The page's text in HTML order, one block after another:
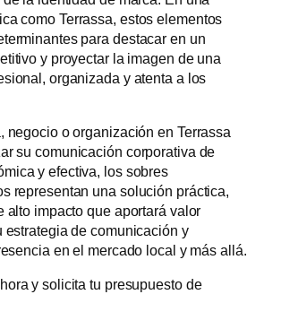
como Terrassa, estos elementos
para destacar en un
y proyectar la imagen de una
organizada y atenta a los
negocio o organización en Terrassa
su comunicación corporativa de
y efectiva, los sobres
representan una solución práctica,
alto impacto que aportará valor
estrategia de comunicación y
en el mercado local y más allá.
y solicita tu presupuesto de